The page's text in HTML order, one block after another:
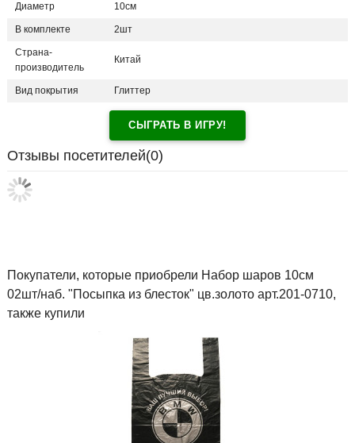
Диаметр 10см
В комплекте 2шт
Страна-
производитель
Китай
Вид покрытия Глиттер
СЫГРАТЬ В ИГРУ!
Отзывы посетителей(0)
Покупатели, которые приобрели Набор шаров 10см
02шт/наб. "Посыпка из блесток" цв.золото арт.201-0710,
также купили